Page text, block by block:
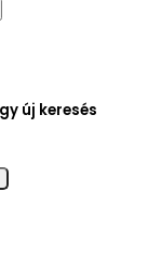
új keresés